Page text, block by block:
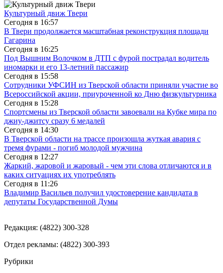
Культурный движ Твери
Сегодня в 16:57
В Твери продолжается масштабная реконструкция площади
Гагарина
Сегодня в 16:25
Под Вышним Волочком в ДТП с фурой пострадал водитель
иномарки и его 13-летний пассажир
Сегодня в 15:58
Сотрудники УФСИН из Тверской области приняли участие во
Всероссийской акции, приуроченной ко Дню физкультурника
Сегодня в 15:28
Спортсмены из Тверской области завоевали на Кубке мира по
джиу-джитсу сразу 6 медалей
Сегодня в 14:30
В Тверской области на трассе произошла жуткая авария с
тремя фурами - погиб молодой мужчина
Сегодня в 12:27
Жаркий, жаровой и жаровый - чем эти слова отличаются и в
каких ситуациях их употреблять
Сегодня в 11:26
Владимир Васильев получил удостоверение кандидата в
депутаты Государственной Думы
Редакция: (4822) 300-328
Отдел рекламы: (4822) 300-393
Рубрики